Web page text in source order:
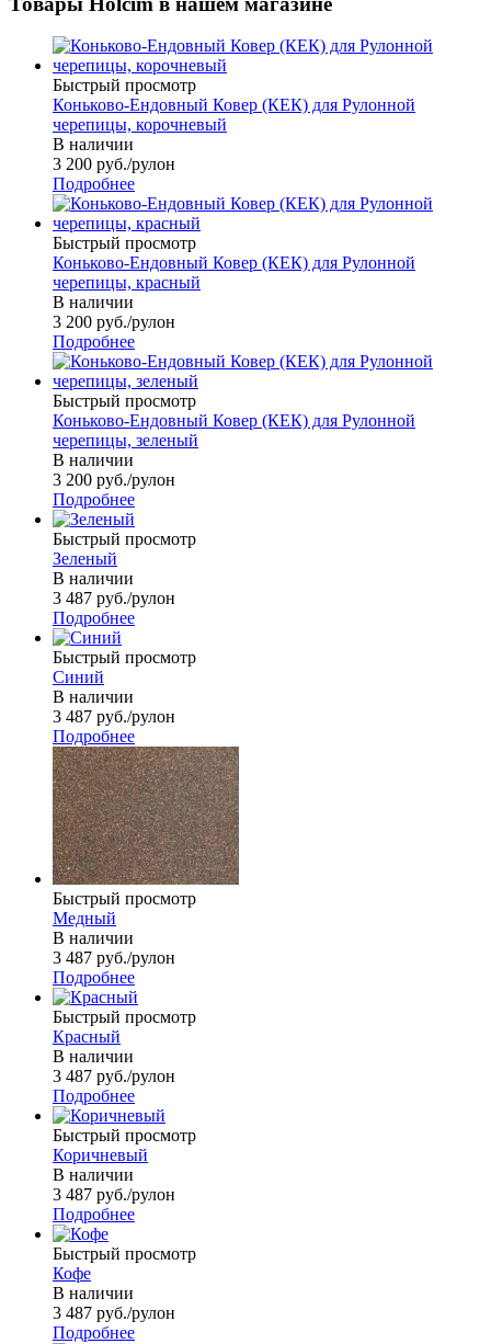
Быстрый просмотр
Коньково-Ендовный Ковер (КЕК) для Рулонной
черепицы, корочневый
В наличии
3 200 руб./рулон
Подробнее
Быстрый просмотр
Коньково-Ендовный Ковер (КЕК) для Рулонной
черепицы, красный
В наличии
3 200 руб./рулон
Подробнее
Быстрый просмотр
Коньково-Ендовный Ковер (КЕК) для Рулонной
черепицы, зеленый
В наличии
3 200 руб./рулон
Подробнее
Быстрый просмотр
Зеленый
В наличии
3 487 руб./рулон
Подробнее
Быстрый просмотр
Синий
В наличии
3 487 руб./рулон
Подробнее
Быстрый просмотр
Медный
В наличии
3 487 руб./рулон
Подробнее
Быстрый просмотр
Красный
В наличии
3 487 руб./рулон
Подробнее
Быстрый просмотр
Коричневый
В наличии
3 487 руб./рулон
Подробнее
Быстрый просмотр
Кофе
В наличии
3 487 руб./рулон
Подробнее